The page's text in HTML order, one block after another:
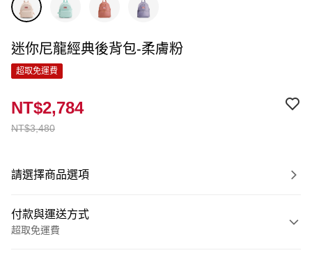
迷你尼龍經典後背包-柔膚粉
超取免運費
NT$3,480
NT$2,784
請選擇商品選項
付款與運送方式
超取免運費